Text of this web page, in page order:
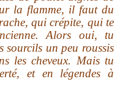
la flamme, il faut du
qui crépite, qui te
Alors oui, tu
sourcils un peu roussis
les cheveux. Mais tu
et en légendes à